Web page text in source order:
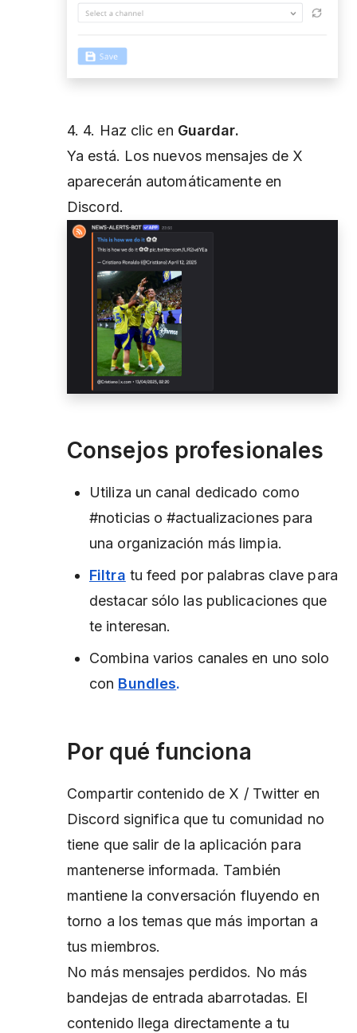
4. 4. Haz clic en Guardar.
Ya está. Los nuevos mensajes de X
aparecerán automáticamente en
Discord.
Consejos profesionales
Utiliza un canal dedicado como
#noticias o #actualizaciones para
una organización más limpia.
Filtra tu feed por palabras clave para
destacar sólo las publicaciones que
te interesan.
Combina varios canales en uno solo
con Bundles.
Por qué funciona
Compartir contenido de X / Twitter en
Discord significa que tu comunidad no
tiene que salir de la aplicación para
mantenerse informada. También
mantiene la conversación fluyendo en
torno a los temas que más importan a
tus miembros.
No más mensajes perdidos. No más
bandejas de entrada abarrotadas. El
contenido llega directamente a tu